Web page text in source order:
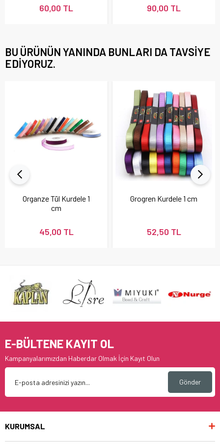
60,00 TL 90,00 TL
BU ÜRÜNÜN YANINDA BUNLARI DA TAVSIYE
EDIYORUZ.
Organze Tül Kurdele 1
cm
45,00 TL
Grogren Kurdele 1 cm
52,50 TL
E-BÜLTENE KAYIT OL
Kampanyalarımızdan Haberdar Olmak İçin Kayıt Olun
Gönder
KURUMSAL